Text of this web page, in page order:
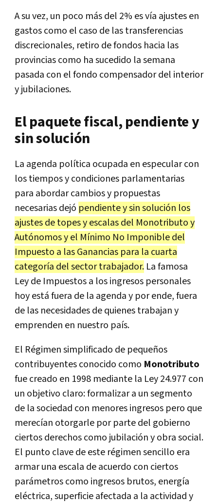
A su vez, un poco más del 2% es vía ajustes en
gastos como el caso de las transferencias
discrecionales, retiro de fondos hacia las
provincias como ha sucedido la semana
pasada con el fondo compensador del interior
y jubilaciones.
El paquete fiscal, pendiente y
sin solución
La agenda política ocupada en especular con
los tiempos y condiciones parlamentarias
para abordar cambios y propuestas
necesarias dejó pendiente y sin solución los
ajustes de topes y escalas del Monotributo y
Autónomos y el Mínimo No Imponible del
Impuesto a las Ganancias para la cuarta
categoría del sector trabajador. La famosa
Ley de Impuestos a los ingresos personales
hoy está fuera de la agenda y por ende, fuera
de las necesidades de quienes trabajan y
emprenden en nuestro país.
El Régimen simplificado de pequeños
contribuyentes conocido como Monotributo
fue creado en 1998 mediante la Ley 24.977 con
un objetivo claro: formalizar a un segmento
de la sociedad con menores ingresos pero que
merecían otorgarle por parte del gobierno
ciertos derechos como jubilación y obra social.
El punto clave de este régimen sencillo era
armar una escala de acuerdo con ciertos
parámetros como ingresos brutos, energía
eléctrica, superficie afectada a la actividad y